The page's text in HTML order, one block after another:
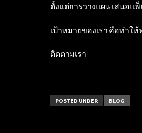
ตั้งแต่การวางแผน เสนอแ
เป้าหมายของเรา คือทำใ
ติดตามเรา
POSTED UNDER BLOG